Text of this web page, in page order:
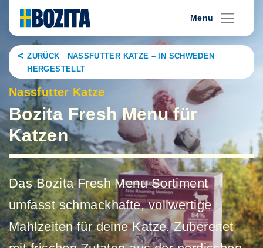
content
Menu
ZURÜCK NASSFUTTER KATZE – IN SCHWEDEN
HERGESTELLT
Nassfutter Katze
Bozita Fresh Menu für
Katzen
Das Bozita Fresh Menu Sortiment
umfasst schmackhafte, vollwertige
Mahlzeiten für deine Katze. Zubereitet